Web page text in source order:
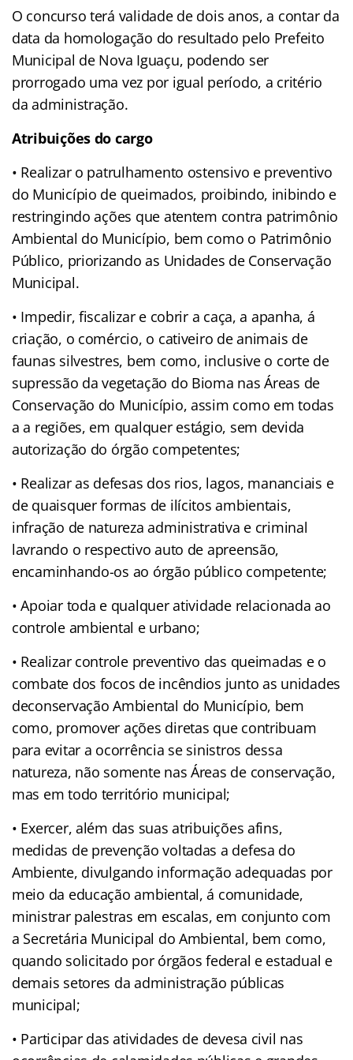
O concurso terá validade de dois anos, a contar da
data da homologação do resultado pelo Prefeito
Municipal de Nova Iguaçu, podendo ser
prorrogado uma vez por igual período, a critério
da administração.
Atribuições do cargo
• Realizar o patrulhamento ostensivo e preventivo
do Município de queimados, proibindo, inibindo e
restringindo ações que atentem contra patrimônio
Ambiental do Município, bem como o Patrimônio
Público, priorizando as Unidades de Conservação
Municipal.
• Impedir, fiscalizar e cobrir a caça, a apanha, á
criação, o comércio, o cativeiro de animais de
faunas silvestres, bem como, inclusive o corte de
supressão da vegetação do Bioma nas Áreas de
Conservação do Município, assim como em todas
a a regiões, em qualquer estágio, sem devida
autorização do órgão competentes;
• Realizar as defesas dos rios, lagos, mananciais e
de quaisquer formas de ilícitos ambientais,
infração de natureza administrativa e criminal
lavrando o respectivo auto de apreensão,
encaminhando-os ao órgão público competente;
• Apoiar toda e qualquer atividade relacionada ao
controle ambiental e urbano;
• Realizar controle preventivo das queimadas e o
combate dos focos de incêndios junto as unidades
deconservação Ambiental do Município, bem
como, promover ações diretas que contribuam
para evitar a ocorrência se sinistros dessa
natureza, não somente nas Áreas de conservação,
mas em todo território municipal;
• Exercer, além das suas atribuições afins,
medidas de prevenção voltadas a defesa do
Ambiente, divulgando informação adequadas por
meio da educação ambiental, á comunidade,
ministrar palestras em escalas, em conjunto com
a Secretária Municipal do Ambiental, bem como,
quando solicitado por órgãos federal e estadual e
demais setores da administração públicas
municipal;
• Participar das atividades de devesa civil nas